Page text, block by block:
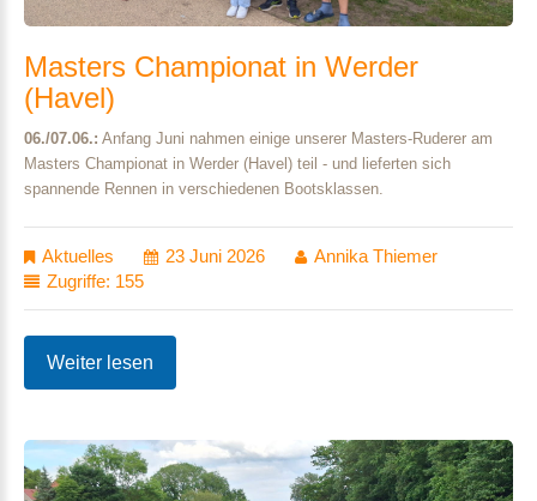
Masters Championat in Werder
(Havel)
06./07.06.: Anfang Juni nahmen einige unserer Masters-Ruderer am
Masters Championat in Werder (Havel) teil - und lieferten sich
spannende Rennen in verschiedenen Bootsklassen.
Aktuelles 23 Juni 2026
Annika Thiemer
Zugriffe: 155
Weiter lesen